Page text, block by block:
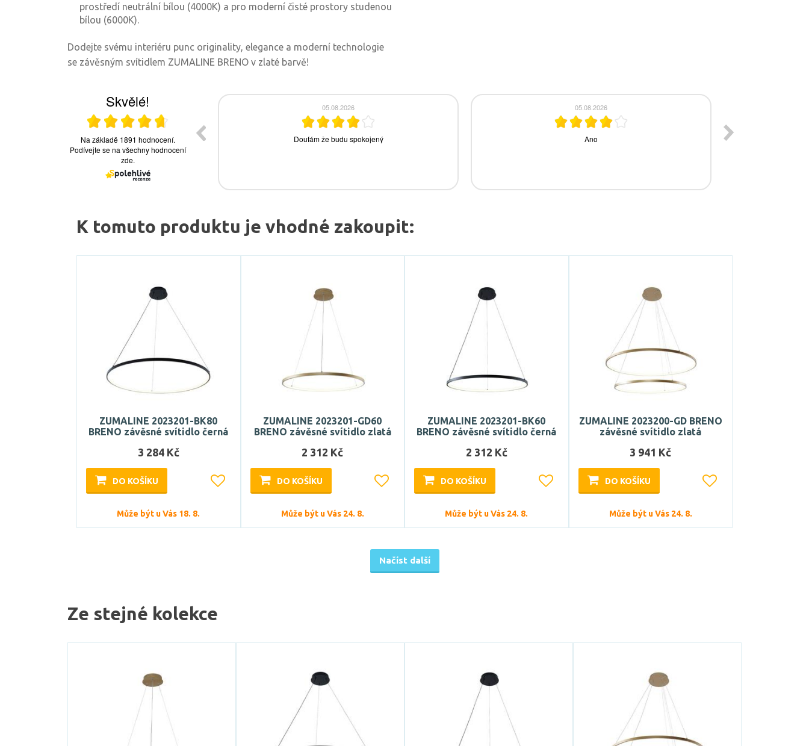
prostředí neutrální bílou (4000K) a pro moderní čisté prostory studenou
bílou (6000K).
Dodejte svému interiéru punc originality, elegance a moderní technologie
se závěsným svítidlem ZUMALINE BRENO v zlaté barvě!
K tomuto produktu je vhodné zakoupit:
ZUMALINE 2023201-BK80
BRENO závěsné svítidlo černá
3 284 Kč
DO KOŠÍKU
Může být u Vás 18. 8.
ZUMALINE 2023201-GD60
BRENO závěsné svítidlo zlatá
2 312 Kč
DO KOŠÍKU
Může být u Vás 24. 8.
ZUMALINE 2023201-BK60
BRENO závěsné svítidlo černá
2 312 Kč
DO KOŠÍKU
Může být u Vás 24. 8.
ZUMALINE 2023200-GD BRENO
závěsné svítidlo zlatá
3 941 Kč
DO KOŠÍKU
Může být u Vás 24. 8.
Načíst další
Ze stejné kolekce